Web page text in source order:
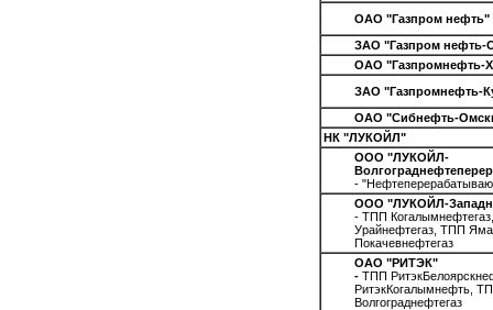
ОАО "Газпром нефть"
ЗАО "Газпром нефть-
ОАО "Газпромнефть-
ЗАО "Газпромнефть-
ОАО "Сибнефть-
НК "ЛУКОЙЛ"
ООО "ЛУКОЙЛ-
-
ООО "ЛУКОЙЛ-
- ТПП
Урайнефтегаз, ТПП
Покачевнефтегаз
ОАО "РИТЭК"
- ТПП
РитэкКогалымнефть,
Волгограднефтегаз